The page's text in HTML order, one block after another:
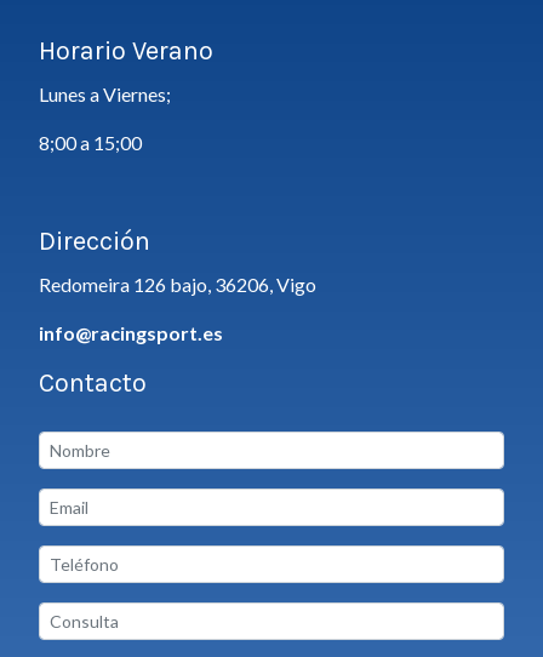
Horario Verano
Lunes a Viernes;
8;00 a 15;00
Dirección
Redomeira 126 bajo, 36206, Vigo
info@racingsport.es
Contacto